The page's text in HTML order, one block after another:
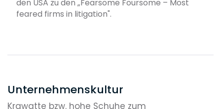
den USA zu den „Fearsome Foursome – Most
feared firms in litigation".
Unternehmenskultur
Krawatte bzw. hohe Schuhe zum